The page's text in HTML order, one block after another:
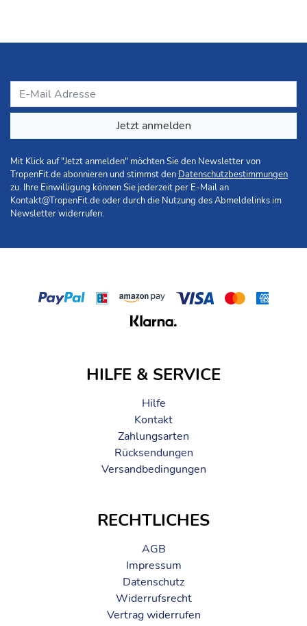
Jetzt anmelden
Mit Klick auf "Jetzt anmelden" möchten Sie den Newsletter von
TropenFit.de abonnieren und stimmst den Datenschutzbestimmungen
zu. Ihre Einwilligung können Sie jederzeit per E-Mail an
Kontakt@TropenFit.deoder durch die Nutzung des Abmeldelinks im
Newsletter widerrufen.
HILFE & SERVICE
Hilfe
Kontakt
Zahlungsarten
Rücksendungen
Versandbedingungen
RECHTLICHES
AGB
Impressum
Datenschutz
Widerrufsrecht
Vertrag widerrufen